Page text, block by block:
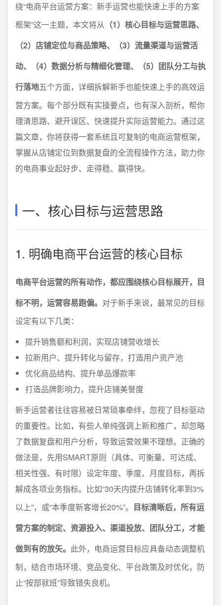
绕“电商平台运营方案：新手运营也能快速上手的方案
框架”这一主题，本文将从 （1）核心目标与运营思路、
（2）店铺定位与商品策略、（3）流量渠道与运营活
动、（4）数据分析与精细化管理、（5）团队分工与执
行落地五个方面，详细拆解新手也能快速上手的高效运
营方案。每个部分既有实操要点，也有深入剖析，帮你
理清思路、避开误区、快速提升实际运营能力。通过这
篇文章，你将获得一套系统且可复制的电商运营框架，
掌握从店铺定位到数据复盘的全流程操作方法，助力你
的电商事业起好步、走得稳、赢得快。
一、核心目标与运营思路
1. 明确电商平台运营的核心目标
电商平台运营的所有动作，都应围绕核心目标展开，目
标不明，运营容易跑偏。 对于新手来说，最常见的目标
设定有以下几类：
提升销售额和利润，实现店铺营收增长
拉新用户、提升转化与留存，打造用户资产池
优化商品结构、提升单品爆款率
打造品牌影响力，提升店铺美誉度
新手运营者往往容易被日常琐事牵绊，忽视了目标驱动
的重要性。比如，有些人单纯强调上新和推广，却忽略
了数据复盘和用户分析，导致运营效果不理想。正确的
做法是，先用SMART原则（具体、可衡量、可达成、
相关性强、有时限）设定年度、季度、月度目标，再拆
解成各项业务指标。比如“30天内提升店铺转化率到3%
以上”，或“本季度新客增长20%”。 目标清晰后，所有运
营方案的制定、资源投入、渠道投放、团队分工，才能
做到有的放矢。 此外，电商运营目标应具备动态调整机
制，结合市场环境、竞品变化、平台政策及时优化，防
止“按部就班”导致错失良机。